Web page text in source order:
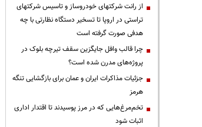
از رانت‌ شرکتهای خودروساز و تاسیس شرکتهای
تراستی در اروپا تا تسخیر دستگاه نظارتی با چه
هدفی صورت گرفته است
چرا قالب وافل جایگزین سقف تیرچه بلوک در
پروژه‌های مدرن شده است؟
جزئیات مذاکرات ایران و عمان برای بازگشایی تنگه
هرمز
تخم‌مرغ‌هایی که در مرز پوسیدند تا اقتدار اداری
اثبات شود